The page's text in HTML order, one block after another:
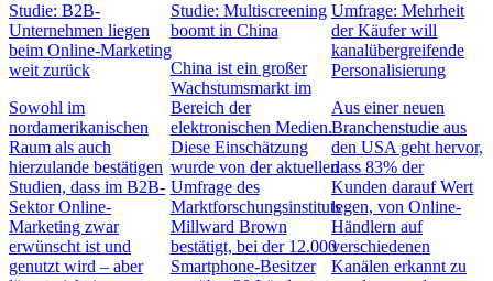
Studie: B2B-
Unternehmen liegen
beim Online-Marketing
weit zurück
Sowohl im
nordamerikanischen
Raum als auch
hierzulande bestätigen
Studien, dass im B2B-
Sektor Online-
Marketing zwar
erwünscht ist und
genutzt wird – aber
Studie: Multiscreening
boomt in China
China ist ein großer
Wachstumsmarkt im
Bereich der
elektronischen Medien.
Diese Einschätzung
wurde von der aktuellen
Umfrage des
Marktforschungsinstituts
Millward Brown
bestätigt, bei der 12.000
Smartphone-Besitzer
Umfrage: Mehrheit
der Käufer will
kanalübergreifende
Personalisierung
Aus einer neuen
Branchenstudie aus
den USA geht hervor,
dass 83% der
Kunden darauf Wert
legen, von Online-
Händlern auf
verschiedenen
Kanälen erkannt zu